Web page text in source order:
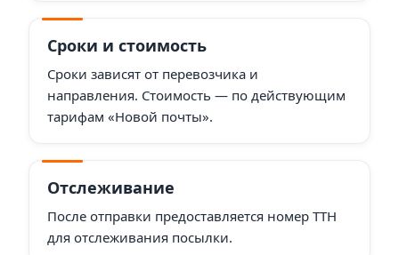
Сроки и стоимость
Сроки зависят от перевозчика и
направления. Стоимость — по действующим
тарифам «Новой почты».
Отслеживание
После отправки предоставляется номер ТТН
для отслеживания посылки.